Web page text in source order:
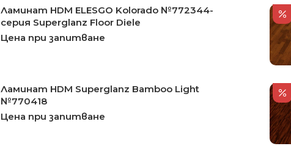
Ламинат HDM ELESGO Kolorado №772344-
серия Superglanz Floor Diele
Цена при запитване
Ламинат HDM Superglanz Bamboo Light
№770418
Цена при запитване